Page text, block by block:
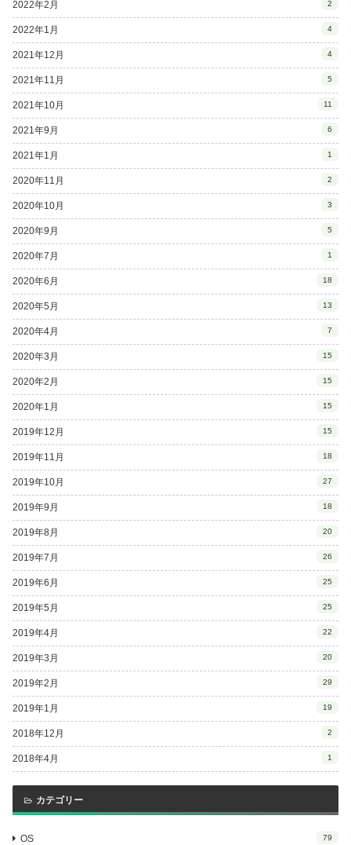
2022年2月 2
2022年1月 4
2021年12月 4
2021年11月 5
2021年10月 11
2021年9月 6
2021年1月 1
2020年11月 2
2020年10月 3
2020年9月 5
2020年7月 1
2020年6月 18
2020年5月 13
2020年4月 7
2020年3月 15
2020年2月 15
2020年1月 15
2019年12月 15
2019年11月 18
2019年10月 27
2019年9月 18
2019年8月 20
2019年7月 26
2019年6月 25
2019年5月 25
2019年4月 22
2019年3月 20
2019年2月 29
2019年1月 19
2018年12月 2
2018年4月 1
カテゴリー
OS 79